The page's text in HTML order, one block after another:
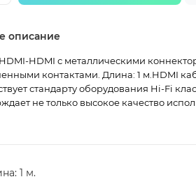
описание
HDMI с металлическими
контактами. Длина: 1 м.HDMI
стандарту оборудования Hi-Fi
не только высокое качество
1 м.